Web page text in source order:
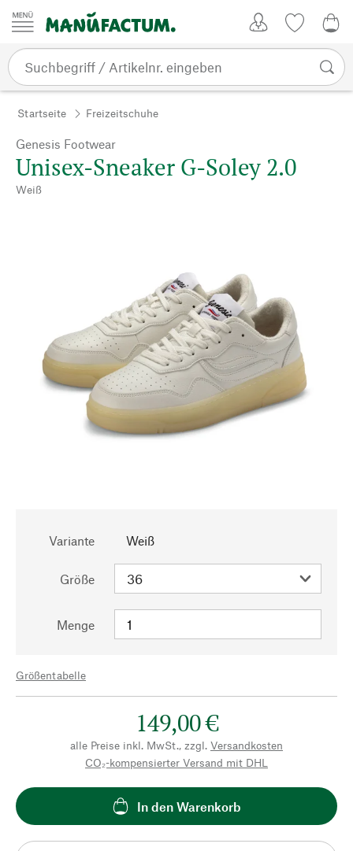
Zum Inhalt springen
Startseite Freizeitschuhe
Genesis Footwear
Unisex-Sneaker G-Soley 2.0
Weiß
Variante Weiß
Größe
Menge
Größentabelle
149,00 €
alle Preise inkl. MwSt., zzgl. Versandkosten
CO₂-kompensierter Versand mit DHL
In den Warenkorb